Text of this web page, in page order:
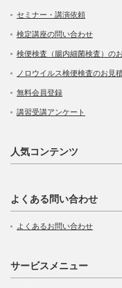
セミナー・講演依頼
検定講座の問い合わせ
検便検査（腸内細菌検査）の
ノロウイルス検便検査のお見
無料会員登録
講習受講アンケート
人気コンテンツ
よくある問い合わせ
よくあるお問い合わせ
サービスメニュー